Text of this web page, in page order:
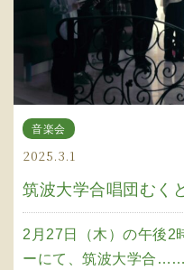
音楽会
2025.3.1
筑波大学合唱団むく
2月27日（木）の午後2
ーにて、筑波大学合……